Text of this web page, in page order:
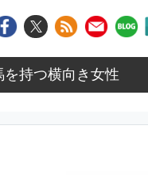
を持つ横向き女性